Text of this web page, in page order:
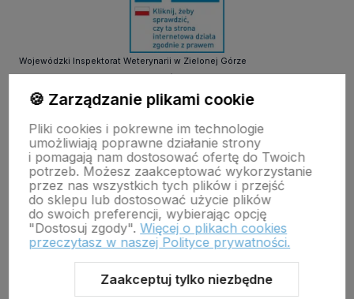
Wojewódzki Inspektorat Weterynarii w Zielonej Górze
tel. 68 453 73 00 tel. 68 453 73 01
zielonagora.wiw@wet.zgora.pl
GŁÓWNY INSPEKTORAT WETERYNARII
OBRÓT DETALICZNY PRODUKTAMI OTC NA ODLEGŁOŚĆ
Sklep internetowy Shoper Premium Szablon Shoper Modern 3.0™
🍪 Zarządzanie plikami cookie
Pliki cookies i pokrewne im technologie
umożliwiają poprawne działanie strony
i pomagają nam dostosować ofertę do Twoich
potrzeb. Możesz zaakceptować wykorzystanie
przez nas wszystkich tych plików i przejść
do sklepu lub dostosować użycie plików
do swoich preferencji, wybierając opcję
"Dostosuj zgody". Więcej o plikach cookies
przeczytasz w naszej Polityce prywatności.
Zaakceptuj tylko niezbędne